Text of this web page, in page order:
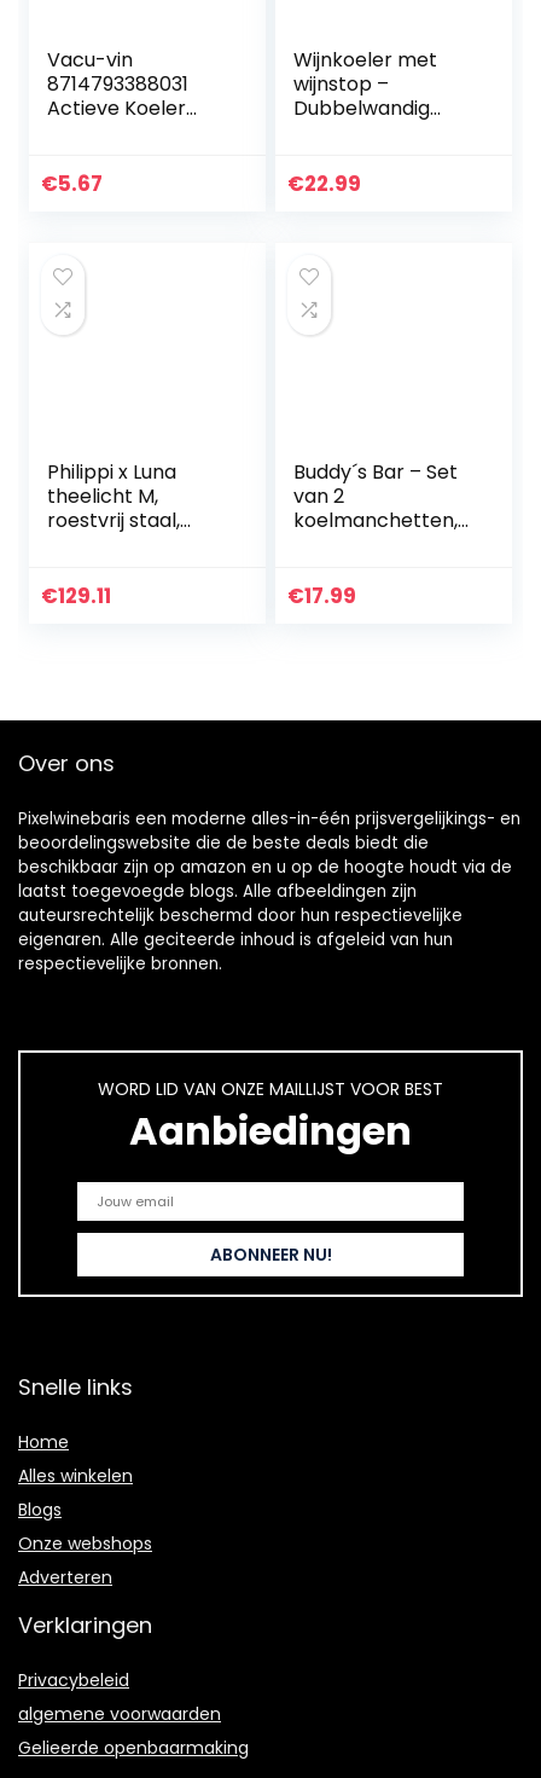
Vacu-vin
8714793388031
Actieve Koeler
€5.67
Wijnkoeler met
wijnstop –
Dubbelwandig
Vaatwasmachineb
€22.99
Philippi x Luna
theelicht M,
roestvrij staal,
€129.11
Buddy´s Bar – Set
van 2
koelmanchetten,
flessenkoeler voor
€17.99
Over ons
Pixelwinebaris een moderne alles-in-één prijsvergelijkings- en
beoordelingswebsite die de beste deals biedt die
beschikbaar zijn op amazon en u op de hoogte houdt via de
laatst toegevoegde blogs. Alle afbeeldingen zijn
auteursrechtelijk beschermd door hun respectievelijke
eigenaren. Alle geciteerde inhoud is afgeleid van hun
respectievelijke bronnen.
WORD LID VAN ONZE MAILLIJST VOOR BEST
Aanbiedingen
Snelle links
Home
Alles winkelen
Blogs
Onze webshops
Adverteren
Verklaringen
Privacybeleid
algemene voorwaarden
Gelieerde openbaarmaking